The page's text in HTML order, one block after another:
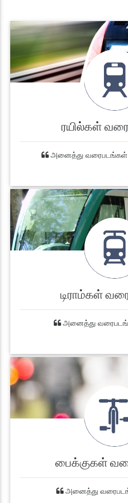
ரயில்கள்
அனைத்து வரைபடங்கள்
டிராம்கள்
அனைத்து
பைக்குகள்
அனைத்து